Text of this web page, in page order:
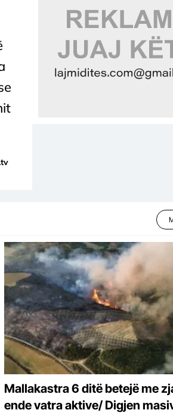
Mallakastra 6 ditë betejë me
ende vatra aktive/ Digjen